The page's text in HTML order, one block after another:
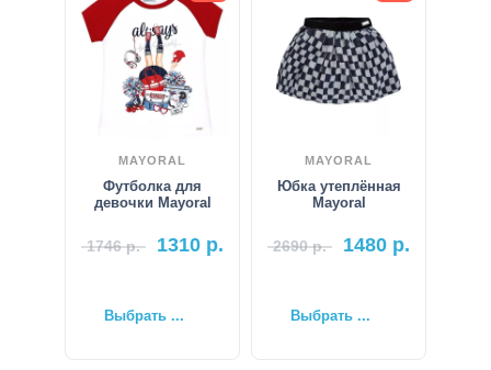
MAYORAL
Футболка для
девочки Mayoral
1746р. 1310 р.
Выбрать ...
MAYORAL
Юбка утеплённая
Mayoral
2690р. 1480 р.
Выбрать ...